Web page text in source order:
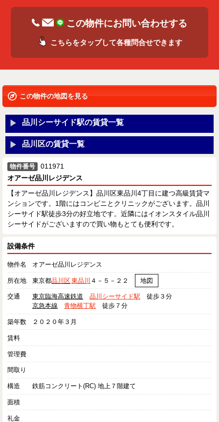
この物件にお問い合わせする
こちらをタップして各種問合せできます
この物件の地図を見る
品川シーサイド駅の賃貸一覧
品川区の賃貸一覧
物件番号
011971
オアーゼ品川レジデンス
【オアーゼ品川レジデンス】品川区東品川4丁目に建つ高級賃貸マ
ンションです。1階にはコンビニとクリニックがございます。品川
シーサイド駅徒歩3分の好立地です。近隣にはイオンスタイル品川
シーサイドがございますので買い物もとても便利です。
設備条件
物件名 オアーゼ品川レジデンス
所在地 東京都品川区東品川 ４－５－２２ 地図
交通 東京臨海高速鉄道 品川シーサイド駅 徒歩３分
京急本線
青物横丁駅 徒歩７分
築年数 ２０２０年３月
賃料
管理費
間取り
構造 鉄筋コンクリート(RC) 地上７階建て
面積
礼金